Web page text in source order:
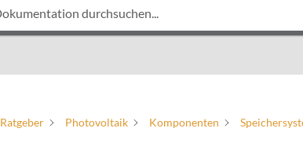
Ratgeber Photovoltaik Komponenten